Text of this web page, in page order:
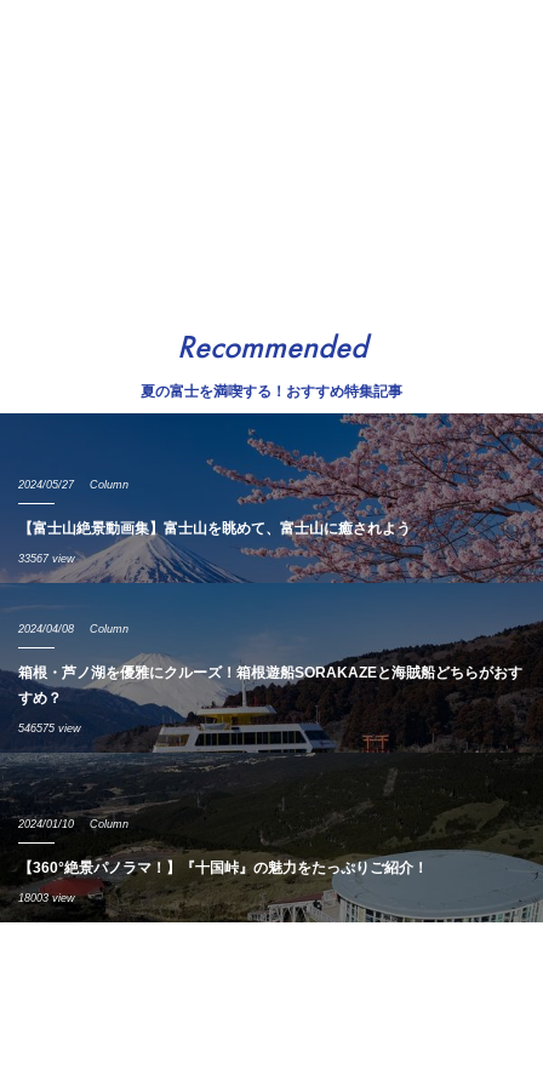
Recommended
夏の富士を満喫する！おすすめ特集記事
2024/05/27 Column
【富士山絶景動画集】富士山を眺めて、富士山に癒されよう
33567 view
2024/04/08 Column
箱根・芦ノ湖を優雅にクルーズ！箱根遊船SORAKAZEと海賊船どちらがおす
すめ？
546575 view
2024/01/10 Column
【360°絶景パノラマ！】『十国峠』の魅力をたっぷりご紹介！
18003 view